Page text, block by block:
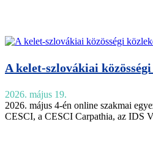
A kelet-szlovákiai
2026. május 19.
2026. május 4-én online szakmai
CESCI, a CESCI Carpathia, az IDS